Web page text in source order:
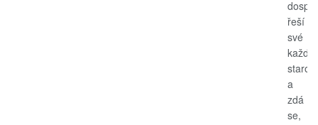
řeší
své
a
zdá
se,